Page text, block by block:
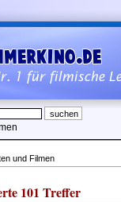
und Filmen
101 Treffer